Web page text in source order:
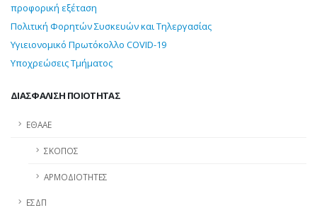
προφορική εξέταση
Πολιτική Φορητών Συσκευών και Τηλεργασίας
Υγιειονομικό Πρωτόκολλο COVID-19
Υποχρεώσεις Τμήματος
ΔΙΑΣΦΑΛΙΣΗ ΠΟΙΟΤΗΤΑΣ
ΕΘΑΑΕ
ΣΚΟΠΟΣ
ΑΡΜΟΔΙΟΤΗΤΕΣ
ΕΣΔΠ